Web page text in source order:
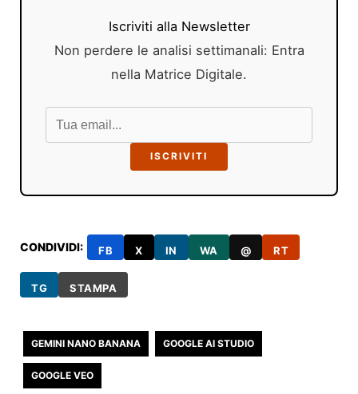
Iscriviti alla Newsletter
Non perdere le analisi settimanali: Entra
nella Matrice Digitale.
ISCRIVITI
CONDIVIDI: FB X IN WA @ RT
TG STAMPA
GEMINI NANO BANANA GOOGLE AI STUDIO
GOOGLE VEO